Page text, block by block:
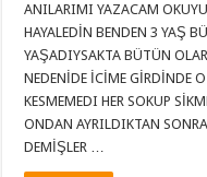
ANILARIMI YAZACAM
HAYALEDİN BENDEN 3 YAŞ
YAŞADIYSAKTA BÜTÜN
NEDENİDE İCİME GİRDİNDE
KESMEMEDI HER SOKUP
ONDAN AYRILDIKTAN
DEMİŞLER …